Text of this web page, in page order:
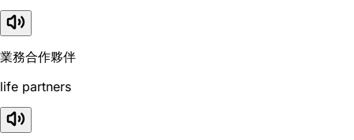
業務合作夥伴
life partners